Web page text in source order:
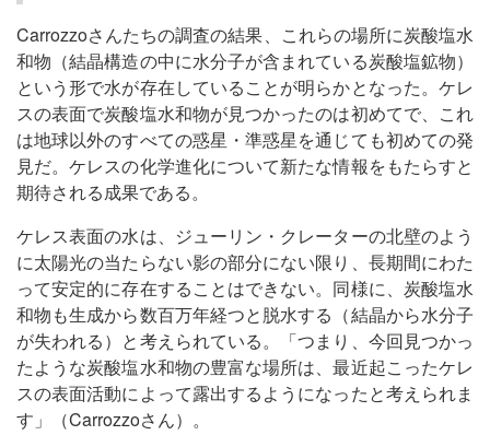
Carrozzoさんたちの調査の結果、これらの場所に炭酸塩水
和物（結晶構造の中に水分子が含まれている炭酸塩鉱物）
という形で水が存在していることが明らかとなった。ケレ
スの表面で炭酸塩水和物が見つかったのは初めてで、これ
は地球以外のすべての惑星・準惑星を通じても初めての発
見だ。ケレスの化学進化について新たな情報をもたらすと
期待される成果である。
ケレス表面の水は、ジューリン・クレーターの北壁のよう
に太陽光の当たらない影の部分にない限り、長期間にわた
って安定的に存在することはできない。同様に、炭酸塩水
和物も生成から数百万年経つと脱水する（結晶から水分子
が失われる）と考えられている。「つまり、今回見つかっ
たような炭酸塩水和物の豊富な場所は、最近起こったケレ
スの表面活動によって露出するようになったと考えられま
す」（Carrozzoさん）。